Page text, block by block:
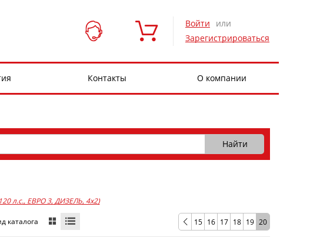
Войти
или
Зарегистрироваться
Контакты О компании
л.с., ЕВРО 3, ДИЗЕЛЬ, 4x2)
каталога 15 16 17 18 19 20